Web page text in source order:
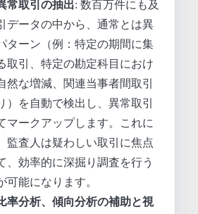
常取引の抽出: 数百万件にも及
データの中から、通常とは異
ターン（例：特定の期間に集
取引、特定の勘定科目におけ
然な増減、関連当事者間取引
）を自動で検出し、異常取引
マークアップします。これに
監査人は疑わしい取引に焦点
、効率的に深掘り調査を行う
可能になります。
率分析、傾向分析の補助と視